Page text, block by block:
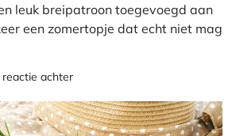
leuk breipatroon toegevoegd aan
een zomertopje dat echt niet mag
achterop
Zomertopje